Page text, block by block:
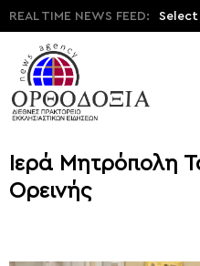
REAL TIME NEWS FEED: Select
Ιερά Μητρόπολη
Ορεινής